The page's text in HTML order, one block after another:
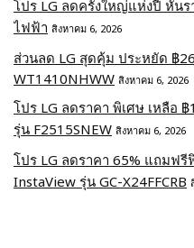
โปร LG ลดครั้งใหญ่แห่งปี หั่นร
ไฟฟ้า สิงหาคม 6, 2026
ส่วนลด LG สุดคุ้ม ประหยัด ฿
WT1410NHWW สิงหาคม 6, 2026
โปร LG ลดราคา พิเศษ เหลือ
รุ่น F2515SNEW สิงหาคม 6, 2026
โปร LG ลดราคา 65% แถมฟรี
InstaView รุ่น GC-X24FFCRB